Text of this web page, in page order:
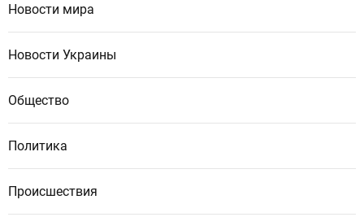
Новости мира
Новости Украины
Общество
Политика
Происшествия